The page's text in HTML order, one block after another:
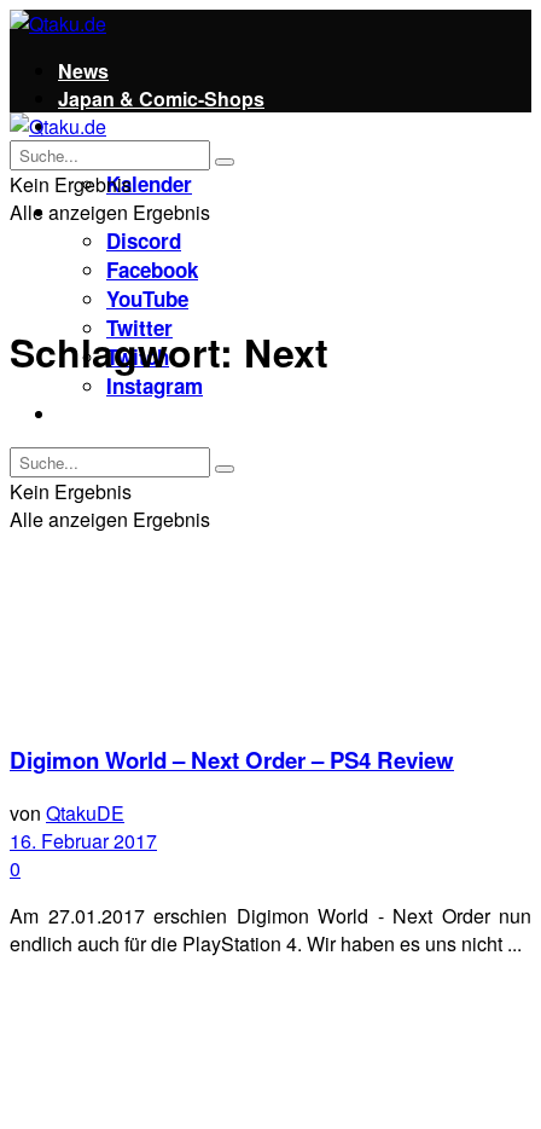
News
Japan & Comic-Shops
Qtaku
Kalender
Social
Discord
Facebook
YouTube
Twitter
Twitch
Instagram
Kein Ergebnis
Alle anzeigen Ergebnis
Kein Ergebnis
Alle anzeigen Ergebnis
Schlagwort: Next
Digimon World – Next Order – PS4 Review
von QtakuDE
16. Februar 2017
0
Am 27.01.2017 erschien Digimon World - Next Order nun
endlich auch für die PlayStation 4. Wir haben es uns nicht ...